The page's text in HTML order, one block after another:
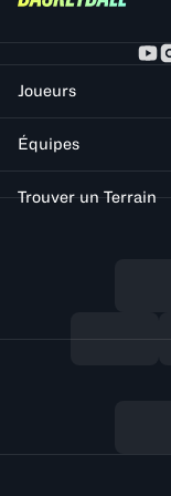
Joueurs
Équipes
Trouver un Terrain